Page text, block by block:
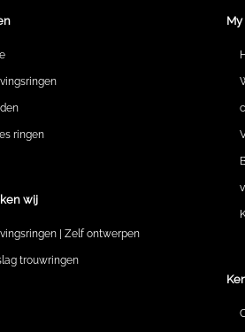
ringen
wij
| Zelf ontwerpen
trouwringen